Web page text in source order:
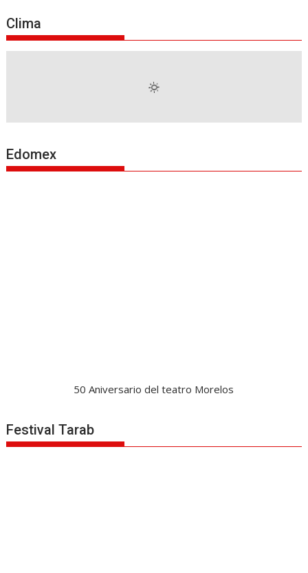
Clima
Edomex
50 Aniversario del teatro Morelos
Festival Tarab